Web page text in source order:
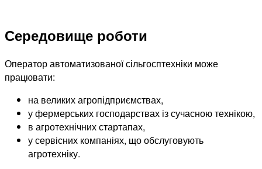
Середовище роботи
Оператор автоматизованої сільгосптехніки може
працювати:
на великих агропідприємствах,
у фермерських господарствах із сучасною технікою,
в агротехнічних стартапах,
у сервісних компаніях, що обслуговують
агротехніку.